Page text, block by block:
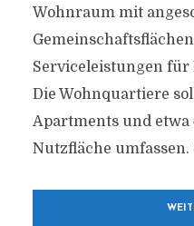
Wohnraum mit
Serviceleistungen für
Die Wohnquartiere
Apartments und
Nutzfläche umfassen.